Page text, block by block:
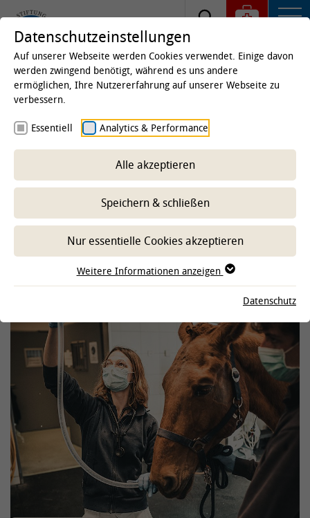
Startseite
Studentische Hilfskraft
-- Unterbereich wählen --
Datenschutzeinstellungen
Auf unserer Webseite werden Cookies verwendet. Einige davon
werden zwingend benötigt, während es uns andere
ermöglichen, Ihre Nutzererfahrung auf unserer Webseite zu
verbessern.
Essentiell Analytics & Performance
Alle akzeptieren
Speichern & schließen
Nur essentielle Cookies akzeptieren
Weitere Informationen anzeigen
Datenschutz